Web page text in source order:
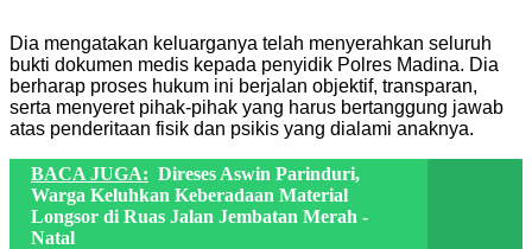
Dia mengatakan keluarganya telah menyerahkan seluruh
bukti dokumen medis kepada penyidik Polres Madina. Dia
berharap proses hukum ini berjalan objektif, transparan,
serta menyeret pihak-pihak yang harus bertanggung jawab
atas penderitaan fisik dan psikis yang dialami anaknya.
BACA JUGA: Direses Aswin Parinduri,
Warga Keluhkan Keberadaan Material
Longsor di Ruas Jalan Jembatan Merah -
Natal